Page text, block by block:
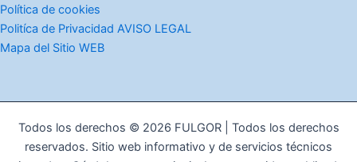
Política de cookies
Politíca de Privacidad AVISO LEGAL
Mapa del Sitio WEB
Todos los derechos © 2026 FULGOR | Todos los derechos
reservados. Sitio web informativo y de servicios técnicos